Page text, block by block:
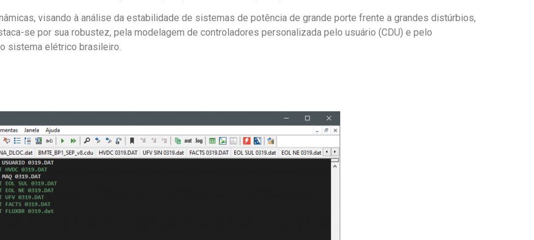
visando à análise da estabilidade de sistemas de potência de grande porte frente a grandes distúrbios,
se por sua robustez, pela modelagem de controladores personalizada pelo usuário (CDU) e pelo
sistema elétrico brasileiro.